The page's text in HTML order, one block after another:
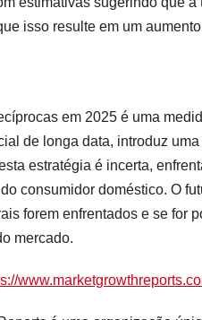
isso resulte em um
em 2025 é uma
de longa data, introduz
estratégia é incerta,
consumidor doméstico. O
forem enfrentados e se for
mercado.